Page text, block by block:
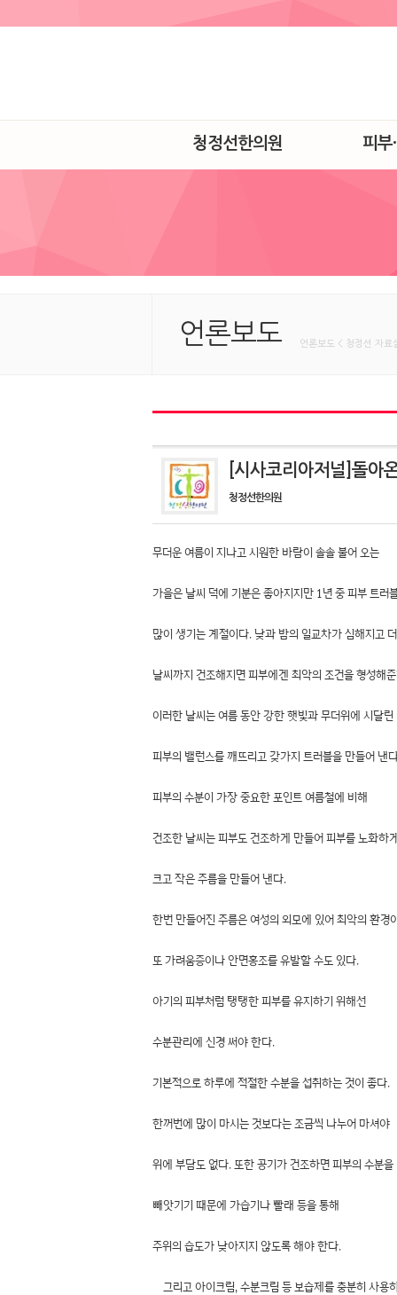
청정선한의원 피부
언론보도 언론보도 < 청정선 자료
[시사코리아저널]돌아
청정선한의원
무더운 여름이 지나고 시원한 바람이 솔솔 불어 오는
가을은 날씨 덕에 기분은 좋아지지만 1년 중 피부 트러
많이 생기는 계절이다. 낮과 밤의 일교차가 심해지고
날씨까지 건조해지면 피부에겐 최악의 조건을 형성해
이러한 날씨는 여름 동안 강한 햇빛과 무더위에 시달린
피부의 밸런스를 깨뜨리고 갖가지 트러블을 만들어 낸
피부의 수분이 가장 중요한 포인트 여름철에 비해
건조한 날씨는 피부도 건조하게 만들어 피부를 노화하
크고 작은 주름을 만들어 낸다.
한번 만들어진 주름은 여성의 외모에 있어 최악의 환경
또 가려움증이나 안면홍조를 유발할 수도 있다.
아기의 피부처럼 탱탱한 피부를 유지하기 위해선
수분관리에 신경 써야 한다.
기본적으로 하루에 적절한 수분을 섭취하는 것이 좋다.
한꺼번에 많이 마시는 것보다는 조금씩 나누어 마셔야
위에 부담도 없다. 또한 공기가 건조하면 피부의 수분을
빼앗기기 때문에 가습기나 빨래 등을 통해
주위의 습도가 낮아지지 않도록 해야 한다.
그리고 아이크림, 수분크림 등 보습제를 충분히 사용